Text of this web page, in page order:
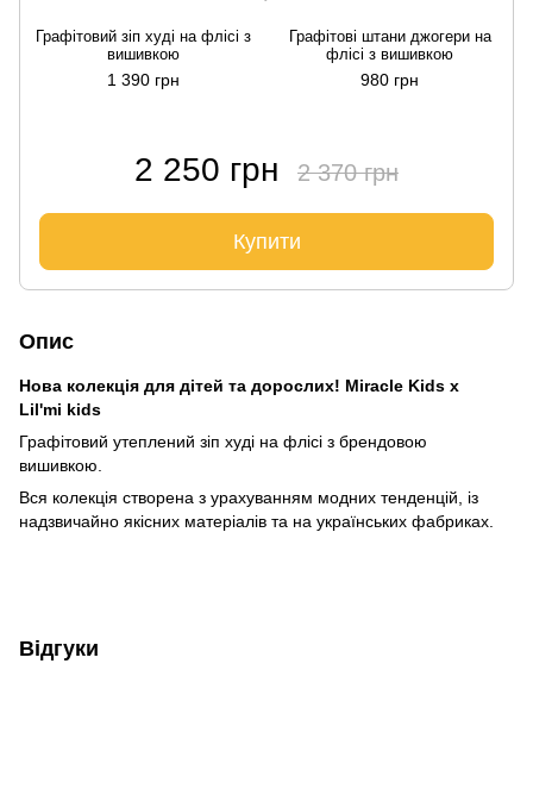
Графітовий зіп худі на флісі з
вишивкою
1 390 грн
Графітові штани джогери на
флісі з вишивкою
980 грн
2 250 грн 2 370 грн
Купити
Опис
Нова колекція для дітей та дорослих! Miracle Kids x
Lil'mi kids
Графітовий утеплений зіп худі на флісі з брендовою
вишивкою.
Вся колекція створена з урахуванням модних тенденцій, із
надзвичайно якісних матеріалів та на українських фабриках.
Відгуки